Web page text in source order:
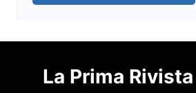
La Prima